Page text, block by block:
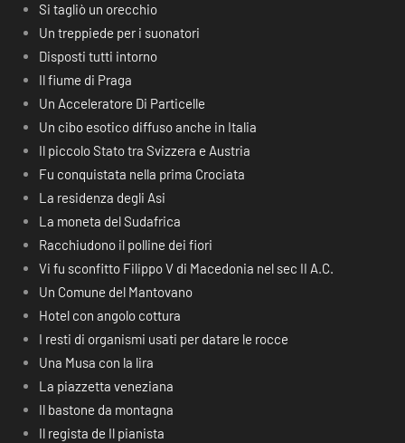
Si tagliò un orecchio
Un treppiede per i suonatori
Disposti tutti intorno
Il fiume di Praga
Un Acceleratore Di Particelle
Un cibo esotico diffuso anche in Italia
Il piccolo Stato tra Svizzera e Austria
Fu conquistata nella prima Crociata
La residenza degli Asi
La moneta del Sudafrica
Racchiudono il polline dei fiori
Vi fu sconfitto Filippo V di Macedonia nel sec II A.C.
Un Comune del Mantovano
Hotel con angolo cottura
I resti di organismi usati per datare le rocce
Una Musa con la lira
La piazzetta veneziana
Il bastone da montagna
Il regista de Il pianista